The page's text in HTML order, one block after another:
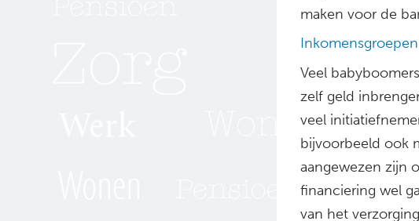
maken voor de
Veel
zelf geld
veel
bijvoorbeeld ook
aangewezen zijn
financiering wel
van het